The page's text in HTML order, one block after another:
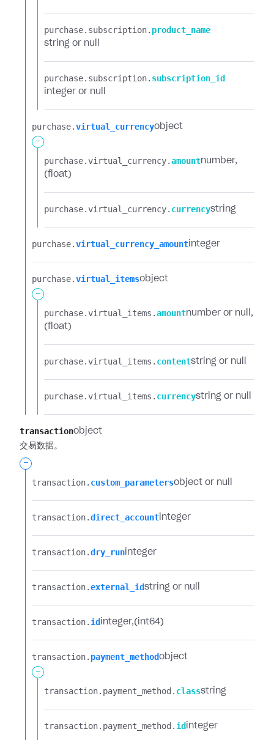
purchase.​ subscription.​ product_name
string or null
purchase.​ subscription.​ subscription_id
integer or null
purchase.​virtual_currencyobject
-
purchase.​virtual_currency.​amountnumber
(float)
purchase.​virtual_currency.​ currencystring
purchase.​virtual_currency_amount integer
purchase.​virtual_itemsobject
-
purchase.​virtual_items.​amountnumber or null
(float)
purchase.​virtual_items.​ contentstring or null
purchase.​virtual_items.​ currencystring or null
transactionobject
交易数据。
-
transaction.​ custom_parametersobject or null
transaction.​direct_account integer
transaction.​dry_run integer
transaction.​external_idstring or null
transaction.​ id integer (int64)
transaction.​ payment_methodobject
-
transaction.​ payment_method.​ classstring
transaction.​ payment_method.​ id integer